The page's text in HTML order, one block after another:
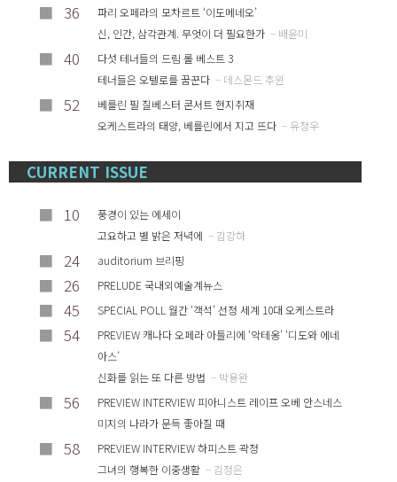
■ 36
파리 오페라의 모차르트 ‘이도메네오’
신, 인간, 삼각관계. 무엇이 더 필요한가 – 배윤미
■ 40
다섯 테너들의 드림 롤 베스트 3
테너들은 오텔로를 꿈꾼다 – 데스몬드 추윈
■ 52
베를린 필 질베스터 콘서트 현지취재
오케스트라의 태양, 베를린에서 지고 뜨다 – 유정우
CURRENT ISSUE
■ 10
풍경이 있는 에세이
고요하고 별 밝은 저녁에 – 김강하
■ 24 auditorium 브리핑
■ 26 PRELUDE 국내외예술계뉴스
■ 45 SPECIAL POLL 월간 ‘객석’ 선정 세계 10대 오케스트라
■ 54
PREVIEW 캐나다 오페라 아틀리에 ‘악테옹’ ‘디도와 에네
아스’
신화를 읽는 또 다른 방법 – 박용완
■ 56
PREVIEW INTERVIEW 피아니스트 레이프 오베 안스네스
미지의 나라가 문득 좋아질 때
■ 58
PREVIEW INTERVIEW 하피스트 곽정
그녀의 행복한 이중생활 – 김정은